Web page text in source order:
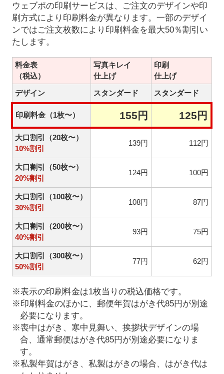
ウェブポの印刷サービスは、ご注文のデザインや印
刷方式により印刷料金が異なります。一部のデザイ
ンではご注文枚数により印刷料金を最大50％割引い
たします。
料金表
（税込）
写真キレイ
仕上げ
印刷
仕上げ
デザイン
スタンダード スタンダード
印刷料金（1枚〜） 155円 125円
大口割引（20枚〜）
10%割引
139円 112円
大口割引（50枚〜）
20%割引
124円 100円
大口割引（100枚〜）
30%割引
108円 87円
大口割引（200枚〜）
40%割引
93円 75円
大口割引（300枚〜）
50%割引
77円 62円
※表示の印刷料金は1枚当りの税込価格です。
※印刷料金のほかに、郵便年賀はがき代85円が別途
必要になります。
※喪中はがき、寒中見舞い、挨拶状デザインの場
合、通常郵便はがき代85円が別途必要になりま
す。
※私製年賀はがき、私製はがきの場合、はがき代は